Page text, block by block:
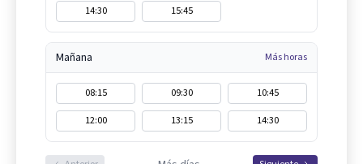
14:30
15:45
Mañana Más horas
08:15 09:30
10:45
12:00
13:15 14:30